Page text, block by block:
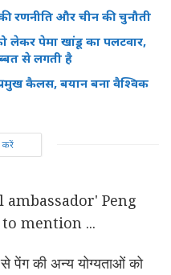
रणनीति और चीन की चुनौती
लेकर पेमा खांडू का पलटवार,
से लगती है
कैलस, बयान बना वैश्विक
करें
पेंग की अन्य योग्यताओं को